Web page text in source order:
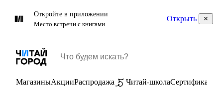
Откройте в приложении
Место встречи с книгами
Открыть
МагазиныАкцииРаспродажа Читай-школаСертификаты